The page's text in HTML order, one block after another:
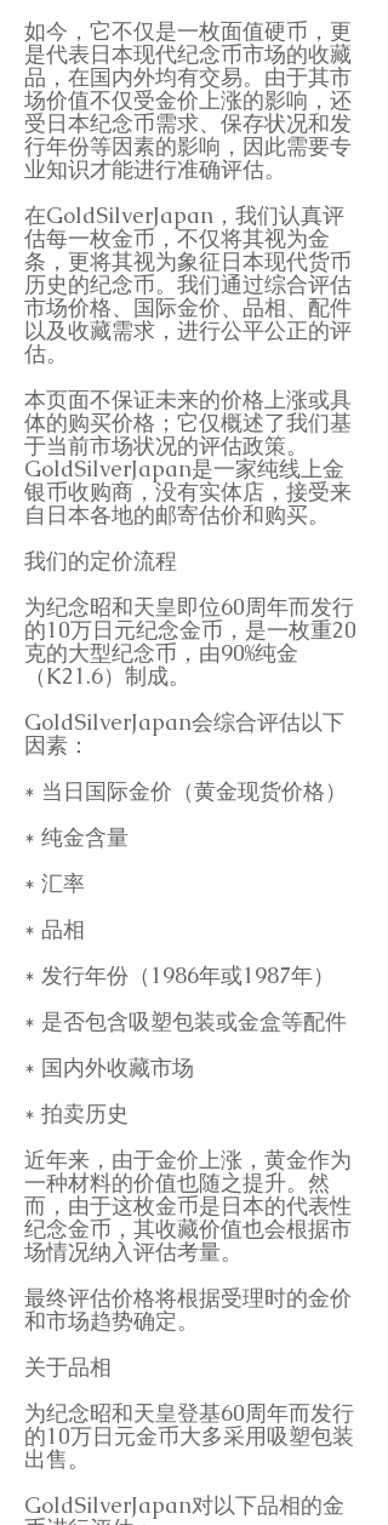
如今，它不仅是一枚面值硬币，更
是代表日本现代纪念币市场的收藏
品，在国内外均有交易。由于其市
场价值不仅受金价上涨的影响，还
受日本纪念币需求、保存状况和发
行年份等因素的影响，因此需要专
业知识才能进行准确评估。
在GoldSilverJapan，我们认真评
估每一枚金币，不仅将其视为金
条，更将其视为象征日本现代货币
历史的纪念币。我们通过综合评估
市场价格、国际金价、品相、配件
以及收藏需求，进行公平公正的评
估。
本页面不保证未来的价格上涨或具
体的购买价格；它仅概述了我们基
于当前市场状况的评估政策。
GoldSilverJapan是一家纯线上金
银币收购商，没有实体店，接受来
自日本各地的邮寄估价和购买。
我们的定价流程
为纪念昭和天皇即位60周年而发行
的10万日元纪念金币，是一枚重20
克的大型纪念币，由90%纯金
（K21.6）制成。
GoldSilverJapan会综合评估以下
因素：
* 当日国际金价（黄金现货价格）
* 纯金含量
* 汇率
* 品相
* 发行年份（1986年或1987年）
* 是否包含吸塑包装或金盒等配件
* 国内外收藏市场
* 拍卖历史
近年来，由于金价上涨，黄金作为
一种材料的价值也随之提升。然
而，由于这枚金币是日本的代表性
纪念金币，其收藏价值也会根据市
场情况纳入评估考量。
最终评估价格将根据受理时的金价
和市场趋势确定。
关于品相
为纪念昭和天皇登基60周年而发行
的10万日元金币大多采用吸塑包装
出售。
GoldSilverJapan对以下品相的金